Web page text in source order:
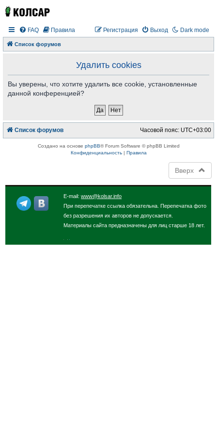
Dark mode
FAQ Правила Выход
Регистрация
Список форумов
Удалить cookies
Вы уверены, что хотите удалить все cookie, установленные
данной конференцией?
Список форумов Часовой пояс: UTC+03:00
Создано на основе phpBB® Forum Software © phpBB Limited
Конфиденциальность| Правила
Вверх
E-mail:www@kolsar.info
При перепечатке ссылка обязательна. Перепечатка фото
без разрешения их авторов не допускается.
Материалы сайта предназначены для лиц старше 18 лет.